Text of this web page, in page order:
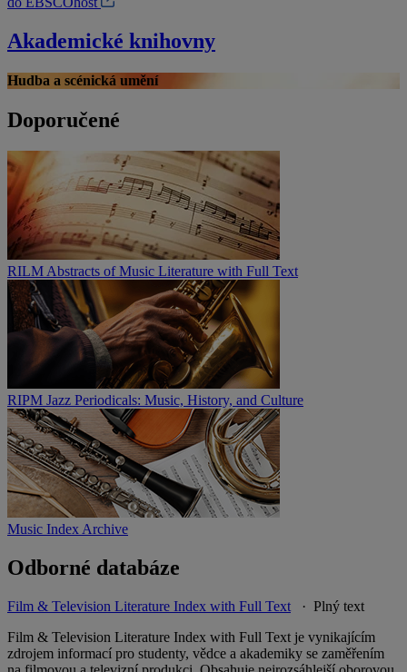
Akademické knihovny
Hudba a scénická umění
Doporučené
RILM Abstracts of Music Literature with Full Text
RIPM Jazz Periodicals: Music, History, and Culture
Music Index Archive
Odborné databáze
Film & Television Literature Index with Full Text
· Plný text
Film & Television Literature Index with Full Text je vynikajícím
zdrojem informací pro studenty, vědce a akademiky se zaměřením